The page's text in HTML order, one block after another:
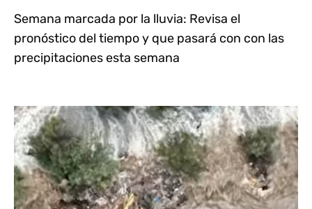
Semana marcada por la lluvia: Revisa el
pronóstico del tiempo y que pasará con con las
precipitaciones esta semana